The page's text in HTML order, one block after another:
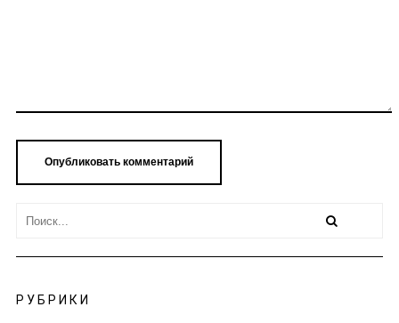
РУБРИКИ